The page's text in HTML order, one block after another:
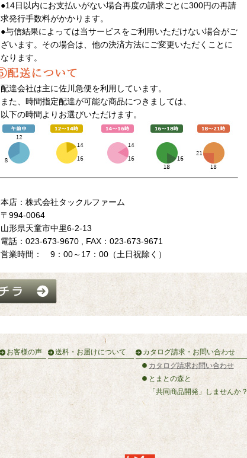
●14日以内にお支払いがない場合再度の請求ごとに300円の再請
求発行手数料がかかります。
●与信結果によっては当サービスをご利用いただけない場合がご
ざいます。その場合は、他の決済方法にご変更いただくことに
なります。
配達会社は主に佐川急便を利用しています。
また、時間指定配達が可能な商品につきましては、
以下の時間よりお選びいただけます。
本店：株式会社タックルファーム
〒994-0064
山形県天童市中里6-2-13
電話：023-673-9670 , FAX：023-673-9671
営業時間： 9：00～17：00（土日祝除く）
お客様の声 送料・お届けについて
カタログ請求・お問い合わせ
カタログ請求お問い合わせ
とまとの森と
「共同商品開発」しませんか？